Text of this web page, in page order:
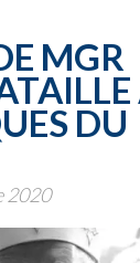
MGR
DU
2020